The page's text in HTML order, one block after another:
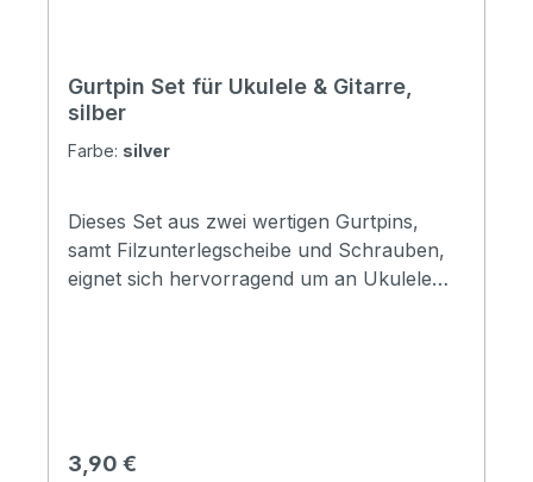
Gurtpin Set für Ukulele & Gitarre,
silber
Farbe: silver
Dieses Set aus zwei wertigen Gurtpins,
samt Filzunterlegscheibe und Schrauben,
eignet sich hervorragend um an Ukulele
Regulärer Preis:
3,90 €